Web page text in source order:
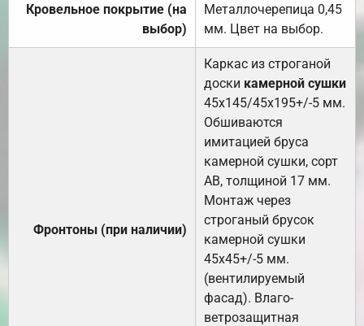
Кровельное покрытие (на
выбор)
Металлочерепица 0,45
мм. Цвет на выбор.
Фронтоны (при наличии)
Каркас из строганой
доски камерной сушки
45х145/45х195+/-5 мм.
Обшиваются
имитацией бруса
камерной сушки, сорт
АВ, толщиной 17 мм.
Монтаж через
строганый брусок
камерной сушки
45х45+/-5 мм.
(вентилируемый
фасад). Влаго-
ветрозащитная